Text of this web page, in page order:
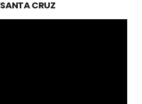
SANTA CRUZ